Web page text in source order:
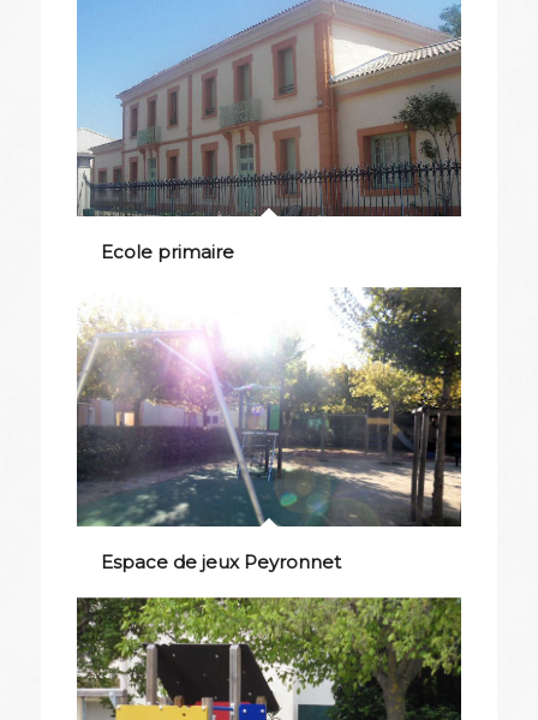
Ecole primaire
Espace de jeux Peyronnet